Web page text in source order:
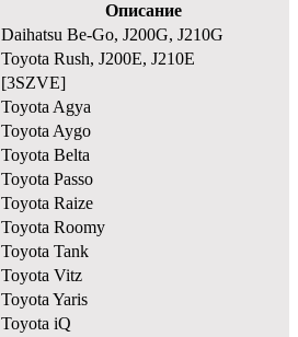
Описание
Daihatsu Be-Go, J200G, J210G
Toyota Rush, J200E, J210E
[3SZVE]
Toyota Agya
Toyota Aygo
Toyota Belta
Toyota Passo
Toyota Raize
Toyota Roomy
Toyota Tank
Toyota Vitz
Toyota Yaris
Toyota iQ